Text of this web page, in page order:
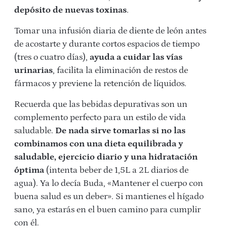
depósito de nuevas toxinas.
Tomar una infusión diaria de diente de león antes
de acostarte y durante cortos espacios de tiempo
(tres o cuatro días), ayuda a cuidar las vías
urinarias, facilita la eliminación de restos de
fármacos y previene la retención de líquidos.
Recuerda que las bebidas depurativas son un
complemento perfecto para un estilo de vida
saludable. De nada sirve tomarlas si no las
combinamos con una dieta equilibrada y
saludable, ejercicio diario y una hidratación
óptima (intenta beber de 1,5L a 2L diarios de
agua). Ya lo decía Buda, «Mantener el cuerpo con
buena salud es un deber». Si mantienes el hígado
sano, ya estarás en el buen camino para cumplir
con él.